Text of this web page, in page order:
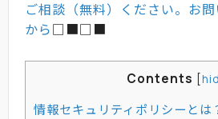
ご相談（無料）ください。お
から□■□■
Contents [
情報セキュリティポリシーとは